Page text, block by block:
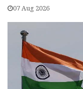
07 Aug 2026